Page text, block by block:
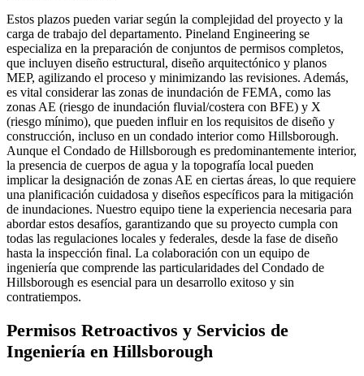
Estos plazos pueden variar según la complejidad del proyecto y la
carga de trabajo del departamento. Pineland Engineering se
especializa en la preparación de conjuntos de permisos completos,
que incluyen diseño estructural, diseño arquitectónico y planos
MEP, agilizando el proceso y minimizando las revisiones. Además,
es vital considerar las zonas de inundación de FEMA, como las
zonas AE (riesgo de inundación fluvial/costera con BFE) y X
(riesgo mínimo), que pueden influir en los requisitos de diseño y
construcción, incluso en un condado interior como Hillsborough.
Aunque el Condado de Hillsborough es predominantemente interior,
la presencia de cuerpos de agua y la topografía local pueden
implicar la designación de zonas AE en ciertas áreas, lo que requiere
una planificación cuidadosa y diseños específicos para la mitigación
de inundaciones. Nuestro equipo tiene la experiencia necesaria para
abordar estos desafíos, garantizando que su proyecto cumpla con
todas las regulaciones locales y federales, desde la fase de diseño
hasta la inspección final. La colaboración con un equipo de
ingeniería que comprende las particularidades del Condado de
Hillsborough es esencial para un desarrollo exitoso y sin
contratiempos.
Permisos Retroactivos y Servicios de
Ingeniería en Hillsborough